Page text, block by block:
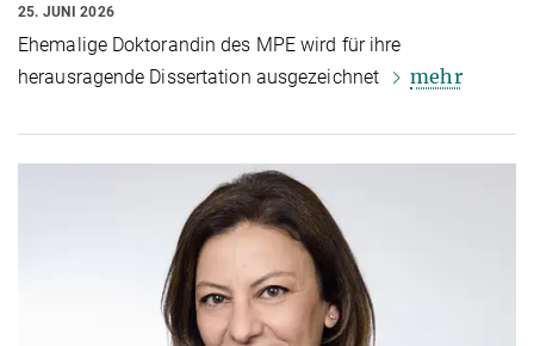
25. JUNI 2026
Ehemalige Doktorandin des MPE wird für ihre
herausragende Dissertation ausgezeichnet
mehr